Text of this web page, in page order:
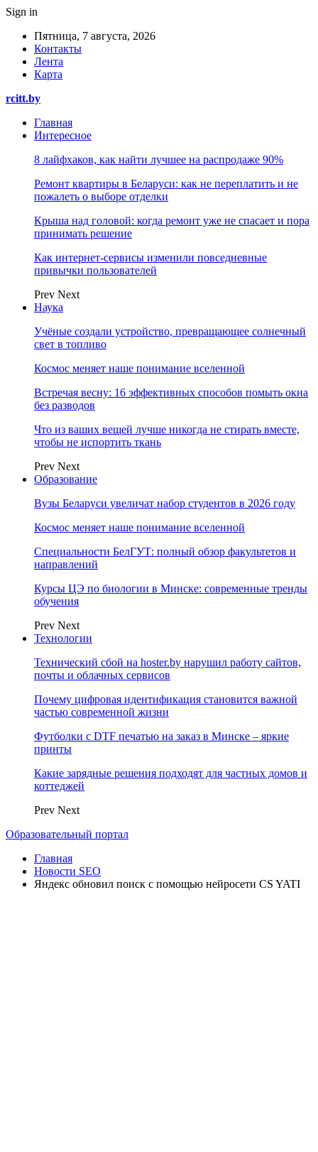
Sign in
Пятница, 7 августа, 2026
Контакты
Лента
Карта
rcitt.by
Главная
Интересное
8 лайфхаков, как найти лучшее на распродаже 90%
Ремонт квартиры в Беларуси: как не переплатить и не
пожалеть о выборе отделки
Крыша над головой: когда ремонт уже не спасает и пора
принимать решение
Как интернет-сервисы изменили повседневные
привычки пользователей
Prev Next
Наука
Учёные создали устройство, превращающее солнечный
свет в топливо
Космос меняет наше понимание вселенной
Встречая весну: 16 эффективных способов помыть окна
без разводов
Что из ваших вещей лучше никогда не стирать вместе,
чтобы не испортить ткань
Prev Next
Образование
Вузы Беларуси увеличат набор студентов в 2026 году
Космос меняет наше понимание вселенной
Специальности БелГУТ: полный обзор факультетов и
направлений
Курсы ЦЭ по биологии в Минске: современные тренды
обучения
Prev Next
Технологии
Технический сбой на hoster.by нарушил работу сайтов,
почты и облачных сервисов
Почему цифровая идентификация становится важной
частью современной жизни
Футболки с DTF печатью на заказ в Минске – яркие
принты
Какие зарядные решения подходят для частных домов и
коттеджей
Prev Next
Образовательный портал
Главная
Новости SEO
Яндекс обновил поиск с помощью нейросети CS YATI